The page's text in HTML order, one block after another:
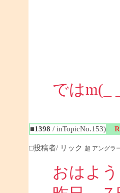
ではm(_
■1398 / inTopicNo.153)
□投稿者/ リック 超 アングラ
おはよ